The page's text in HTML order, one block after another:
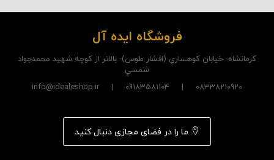
فروشگاه ایده آل
کرمانشاه- خيابان کوهساري (افشار طوس)- بالاتر از کوچه شهيد محمدجواد
شمسي
08338210920 | 09183581104 | info@idealeshop.ir
ما را در فضای مجازی دنبال کنید